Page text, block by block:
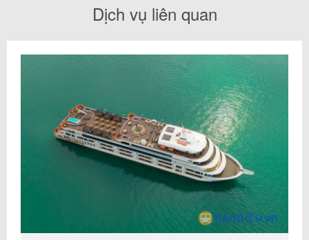
Dịch vụ liên quan